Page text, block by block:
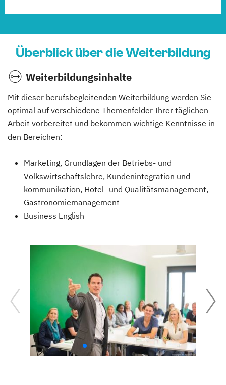
Überblick über die Weiterbildung
Weiterbildungsinhalte
Mit dieser berufsbegleitenden Weiterbildung werden Sie
optimal auf verschiedene Themenfelder Ihrer täglichen
Arbeit vorbereitet und bekommen wichtige Kenntnisse in
den Bereichen:
Marketing, Grundlagen der Betriebs- und
Volkswirtschaftslehre, Kundenintegration und -
kommunikation, Hotel- und Qualitätsmanagement,
Gastronomiemanagement
Business English